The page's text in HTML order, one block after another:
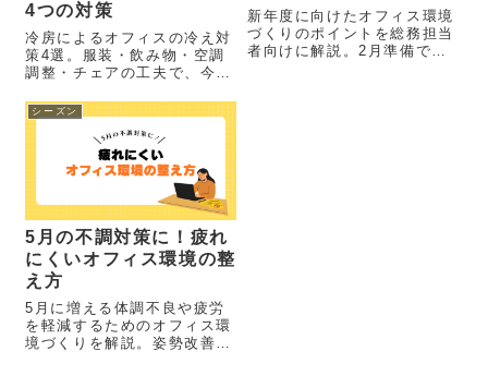
4つの対策
冷房によるオフィスの冷え対
策4選。服装・飲み物・空調
調整・チェアの工夫で、今日
新年度に向けたオフィス環境
づくりのポイントを総務担当
者向けに解説。2月準備で在
シーズン
5月の不調対策に！疲れ
にくいオフィス環境の整
え方
5月に増える体調不良や疲労
を軽減するためのオフィス環
境づくりを解説。姿勢改善や